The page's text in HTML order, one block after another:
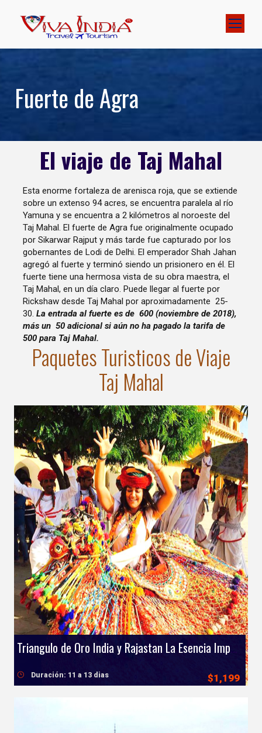
Fuerte de Agra
El viaje de Taj Mahal
Esta enorme fortaleza de arenisca roja, que se extiende
sobre un extenso 94 acres, se encuentra paralela al río
Yamuna y se encuentra a 2 kilómetros al noroeste del
Taj Mahal. El fuerte de Agra fue originalmente ocupado
por Sikarwar Rajput y más tarde fue capturado por los
gobernantes de Lodi de Delhi. El emperador Shah Jahan
agregó al fuerte y terminó siendo un prisionero en él. El
fuerte tiene una hermosa vista de su obra maestra, el
Taj Mahal, en un día claro. Puede llegar al fuerte por
Rickshaw desde Taj Mahal por aproximadamente ₹ 25-
30.La entrada al fuerte es de ₹ 600 (noviembre de 2018),
más un ₹ 50 adicional si aún no ha pagado la tarifa de ₹
500 para Taj Mahal.
Paquetes Turisticos de Viaje
Taj Mahal
$1,199
Duración: 11 a 13 dias